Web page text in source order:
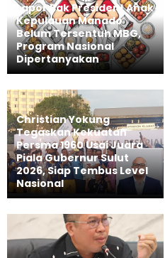
Lapor Pak Presiden! Anak
Kepulauan Manado
Belum Tersentuh MBG,
Program Nasional
Dipertanyakan
Christian Yokung
Tegaskan Kekuatan
Persma 1960 Usai Juara
Piala Gubernur Sulut
2026, Siap Tembus Level
Nasional